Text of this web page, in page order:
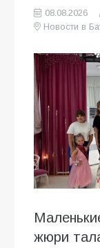
08.08.2026
Новости в
жюри